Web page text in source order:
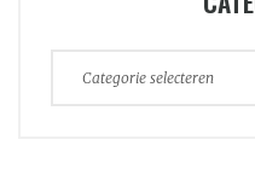
Categorieën